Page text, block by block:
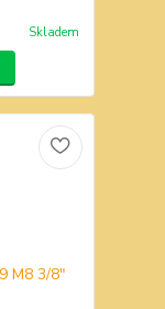
Skladem